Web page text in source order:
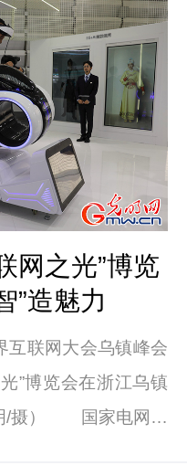
网之光”博览
”造魅力
互联网大会乌镇峰会
”博览会在浙江乌镇
/摄） 国家电网浙